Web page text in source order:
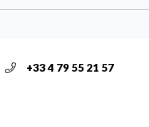
+33 4 79 55 21 57